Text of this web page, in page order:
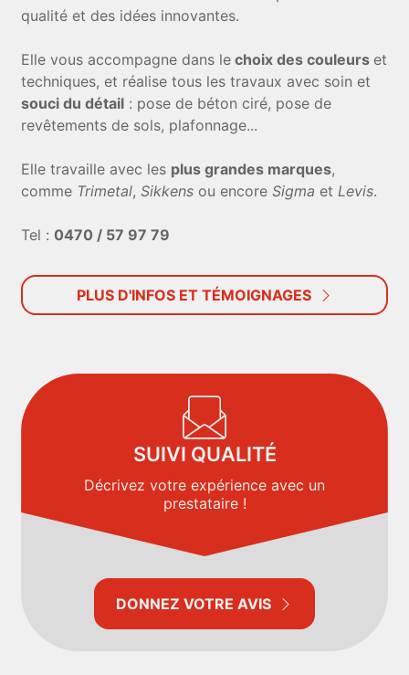
qualité et des idées innovantes.
Elle vous accompagne dans le choix des couleurs et
techniques, et réalise tous les travaux avec soin et
souci du détail : pose de béton ciré, pose de
revêtements de sols, plafonnage...
Elle travaille avec les plus grandes marques,
comme Trimetal,Sikkens ou encoreSigma etLevis.
Tel : 0470 / 57 97 79
PLUS D'INFOS ET TÉMOIGNAGES
SUIVI QUALITÉ
Décrivez votre expérience avec un
prestataire !
DONNEZ VOTRE AVIS